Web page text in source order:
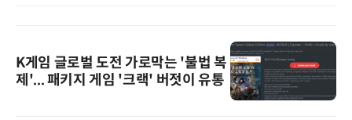
K게임 글로벌 도전 가로막는 '불법 복
제'... 패키지 게임 '크랙' 버젓이 유통